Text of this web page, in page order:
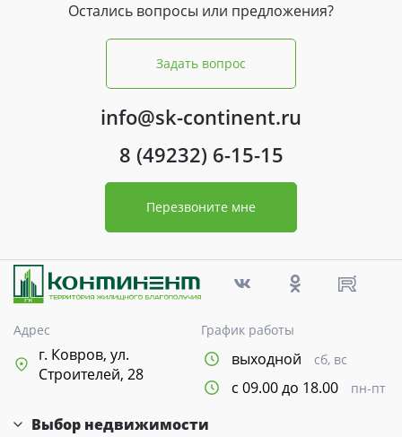
Остались вопросы или предложения?
Задать вопрос
info@sk-continent.ru
8 (49232) 6-15-15
Перезвоните мне
Адрес
г. Ковров, ул.
Строителей, 28
График работы
выходной сб, вс
с 09.00 до 18.00 пн-пт
Выбор недвижимости